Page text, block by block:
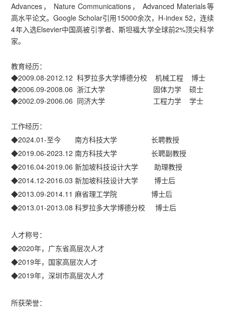
Advances， Nature Communications， Advanced Materials等
高水平论文。Google Scholar引用15000余次，H-index 52，连续
4年入选Elsevier中国高被引学者、斯坦福大学全球前2%顶尖科学
家。
教育经历：
◆2009.08-2012.12 科罗拉多大学博德分校 机械工程 博士
◆2006.09-2008.06 浙江大学 固体力学 硕士
◆2002.09-2006.06 同济大学 工程力学 学士
工作经历：
◆2024.01-至今 南方科技大学 长聘教授
◆2019.06-2023.12 南方科技大学 长聘副教授
◆2016.04-2019.06 新加坡科技设计大学 助理教授
◆2014.12-2016.03 新加坡科技设计大学 博士后
◆2013.09-2014.11 麻省理工学院 博士后
◆2013.01-2013.08 科罗拉多大学博德分校 博士后
人才称号：
◆2020年，广东省高层次人才
◆2019年，国家高层次人才
◆2019年，深圳市高层次人才
所获荣誉：